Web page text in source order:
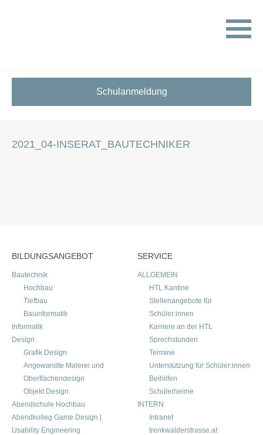
Schulanmeldung
2021_04-INSERAT_BAUTECHNIKER
BILDUNGSANGEBOT
Bautechnik
Hochbau
Tiefbau
Bauinformatik
Informatik
Design
Grafik Design
Angewandte Malerei und
Oberflächendesign
Objekt Design
Abendschule Hochbau
Abendkolleg Game Design |
Usability Engineering
SERVICE
ALLGEMEIN
HTL Kantine
Stellenangebote für
Schüler:innen
Karriere an der HTL
Sprechstunden
Termine
Unterstützung für Schüler:innen
Beihilfen
Schülerheime
INTERN
Intranet
trenkwalderstrasse.at